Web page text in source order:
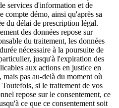
services d'information et de
compte démo, ainsi qu'après sa
du délai de prescription légal.
des données repose sur
du traitement, les données
nécessaire à la poursuite de
jusqu'à l'expiration des
aux actions en justice en
pas au-delà du moment où
si le traitement de vos
repose sur le consentement, ce
ce que ce consentement soit